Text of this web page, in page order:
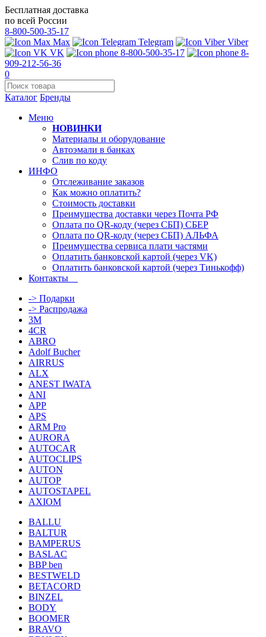
Бесплатная доставка
по всей России
8-800-500-35-17
Max
Telegram
Viber
VK
8-800-500-35-17
8-
909-212-56-36
0
Каталог Бренды
Меню
НОВИНКИ
Материалы и оборудование
Автоэмали в банках
Слив по коду
ИНФО
Отслеживание заказов
Как можно оплатить?
Стоимость доставки
Преимущества доставки через Почта РФ
Оплата по QR-коду (через СБП) СБЕР
Оплата по QR-коду (через СБП) АЛЬФА
Преимущества сервиса плати частями
Оплатить банковской картой (через VK)
Оплатить банковской картой (через Тинькофф)
Контакты
-> Подарки
-> Распродажа
3M
4CR
ABRO
Adolf Bucher
AIRRUS
ALX
ANEST IWATA
ANI
APP
APS
ARM Pro
AURORA
AUTOCAR
AUTOCLIPS
AUTON
AUTOP
AUTOSTAPEL
AXIOM
BALLU
BALTUR
BAMPERUS
BASLAC
BBP ben
BESTWELD
BETACORD
BINZEL
BODY
BOOMER
BRAVO